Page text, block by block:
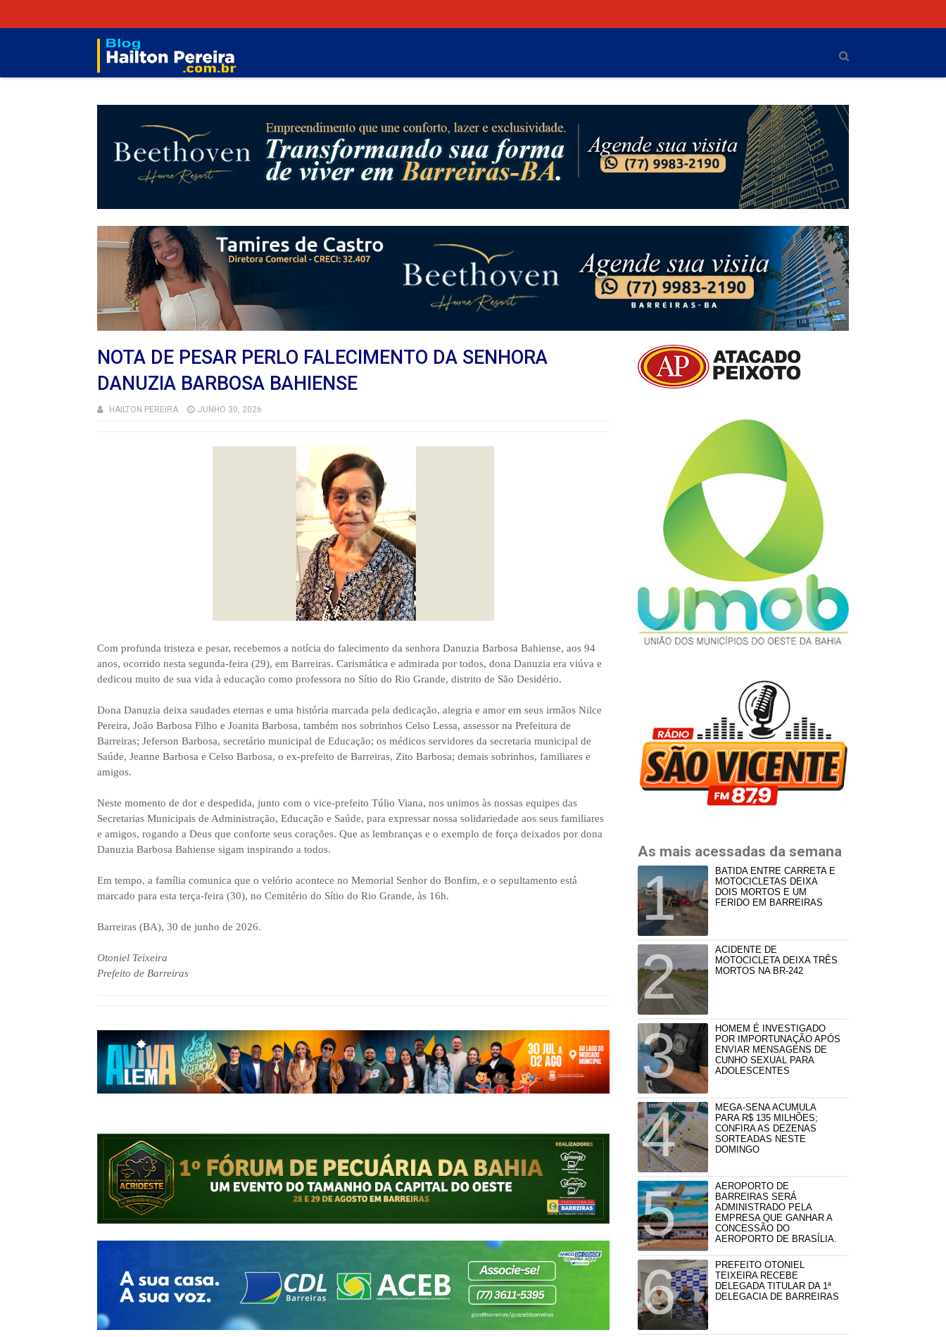
NOTA DE PESAR PERLO FALECIMENTO DA SENHORA
DANUZIA BARBOSA BAHIENSE
HAILTON PEREIRA JUNHO 30, 2026
Com profunda tristeza e pesar, recebemos a notícia do falecimento da senhora Danuzia Barbosa Bahiense, aos 94
anos, ocorrido nesta segunda-feira (29), em Barreiras. Carismática e admirada por todos, dona Danuzia era viúva e
dedicou muito de sua vida à educação como professora no Sítio do Rio Grande, distrito de São Desidério.
Dona Danuzia deixa saudades eternas e uma história marcada pela dedicação, alegria e amor em seus irmãos Nilce
Pereira, João Barbosa Filho e Joanita Barbosa, também nos sobrinhos Celso Lessa, assessor na Prefeitura de
Barreiras; Jeferson Barbosa, secretário municipal de Educação; os médicos servidores da secretaria municipal de
Saúde, Jeanne Barbosa e Celso Barbosa, o ex-prefeito de Barreiras, Zito Barbosa; demais sobrinhos, familiares e
amigos.
Neste momento de dor e despedida, junto com o vice-prefeito Túlio Viana, nos unimos às nossas equipes das
Secretarias Municipais de Administração, Educação e Saúde, para expressar nossa solidariedade aos seus familiares
e amigos, rogando a Deus que conforte seus corações. Que as lembranças e o exemplo de força deixados por dona
Danuzia Barbosa Bahiense sigam inspirando a todos.
Em tempo, a família comunica que o velório acontece no Memorial Senhor do Bonfim, e o sepultamento está
marcado para esta terça-feira (30), no Cemitério do Sítio do Rio Grande, às 16h.
Barreiras (BA), 30 de junho de 2026.
Otoniel Teixeira
Prefeito de Barreiras
As mais acessadas da semana
BATIDA ENTRE CARRETA E
MOTOCICLETAS DEIXA
DOIS MORTOS E UM
FERIDO EM BARREIRAS
ACIDENTE DE
MOTOCICLETA DEIXA TRÊS
MORTOS NA BR-242
HOMEM É INVESTIGADO
POR IMPORTUNAÇÃO APÓS
ENVIAR MENSAGENS DE
CUNHO SEXUAL PARA
ADOLESCENTES
MEGA-SENA ACUMULA
PARA R$ 135 MILHÕES;
CONFIRA AS DEZENAS
SORTEADAS NESTE
DOMINGO
AEROPORTO DE
BARREIRAS SERÁ
ADMINISTRADO PELA
EMPRESA QUE GANHAR A
CONCESSÃO DO
AEROPORTO DE BRASÍLIA.
PREFEITO OTONIEL
TEIXEIRA RECEBE
DELEGADA TITULAR DA 1ª
DELEGACIA DE BARREIRAS